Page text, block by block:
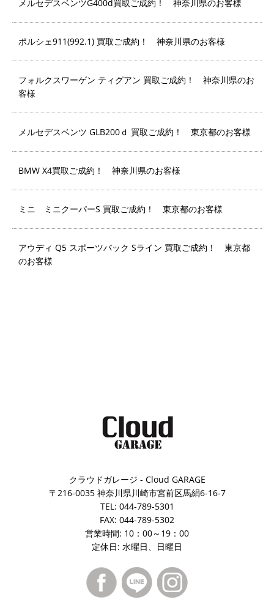
メルセデスベンツG400d買取ご成約！ 神奈川県のお客様
ポルシェ911(992.1) 買取ご成約！ 神奈川県のお客様
フォルクスワーゲン ティグアン 買取ご成約！ 神奈川県のお
客様
メルセデスベンツ GLB200ｄ 買取ご成約！ 東京都のお客様
BMW X4買取ご成約！ 神奈川県のお客様
ミニ ミニクーパーS 買取ご成約！ 東京都のお客様
アウディ Q5 スポーツバック Sライン 買取ご成約！ 東京都
のお客様
クラウドガレージ - Cloud GARAGE
〒216-0035 神奈川県川崎市宮前区馬絹6-16-7
TEL: 044-789-5301
FAX: 044-789-5302
営業時間: 10：00～19：00
定休日: 水曜日、日曜日